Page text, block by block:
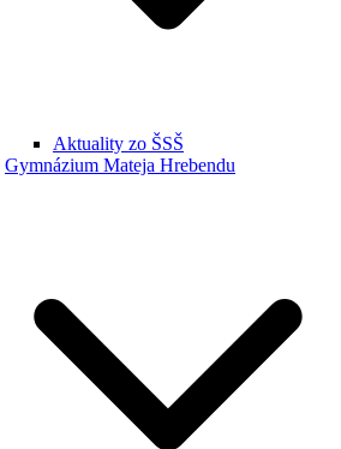
Aktuality zo ŠSŠ
Gymnázium Mateja Hrebendu